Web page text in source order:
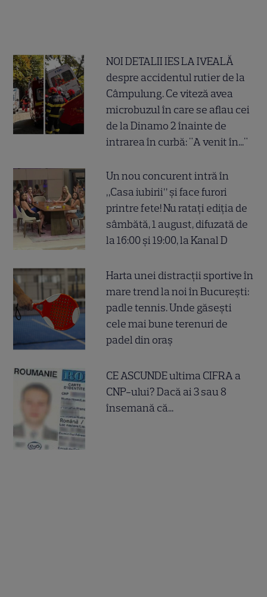
NOI DETALII IES LA IVEALĂ
despre accidentul rutier de la
Câmpulung. Ce viteză avea
microbuzul în care se aflau cei
de la Dinamo 2 înainte de
intrarea în curbă: "A venit în..."
Un nou concurent intră în
„Casa iubirii” și face furori
printre fete! Nu ratați ediția de
sâmbătă, 1 august, difuzată de
la 16:00 și 19:00, la Kanal D
Harta unei distracții sportive în
mare trend la noi în București:
padle tennis. Unde găsești
cele mai bune terenuri de
padel din oraș
CE ASCUNDE ultima CIFRA a
CNP-ului? Dacă ai 3 sau 8
însemană că...